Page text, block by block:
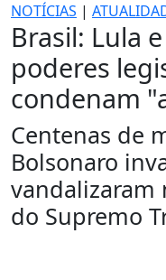
NOTÍCIAS |
Brasil: Lula
poderes
condenam
Centenas de
Bolsonaro
vandalizaram
do Supremo